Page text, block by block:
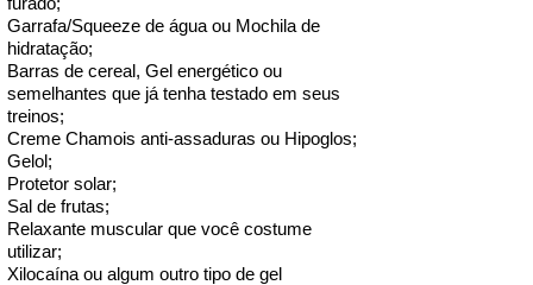
200 km - Porto Alegre
35. ✅ Andreia Rangel Coutinho - 30 km -
Candiota
36. ✅ Emanuel lara machado - 200 km  -
Alegrete
37. ✅ Nathan Vieira Rangel - 30 km -
Candiota
38. ✅ Adriana Thiesen - 60 km - Santa
Maria
39. ✅ Henrique Silveira Sudo- 200 km -
Alegrete
Garrafa/Squeeze de água ou Mochila de
hidratação;
Barras de cereal, Gel energético ou
semelhantes que já tenha testado em seus
treinos;
Creme Chamois anti-assaduras ou Hipoglos;
Gelol;
Protetor solar;
Sal de frutas;
Relaxante muscular que você costume
utilizar;
Xilocaína ou algum outro tipo de gel